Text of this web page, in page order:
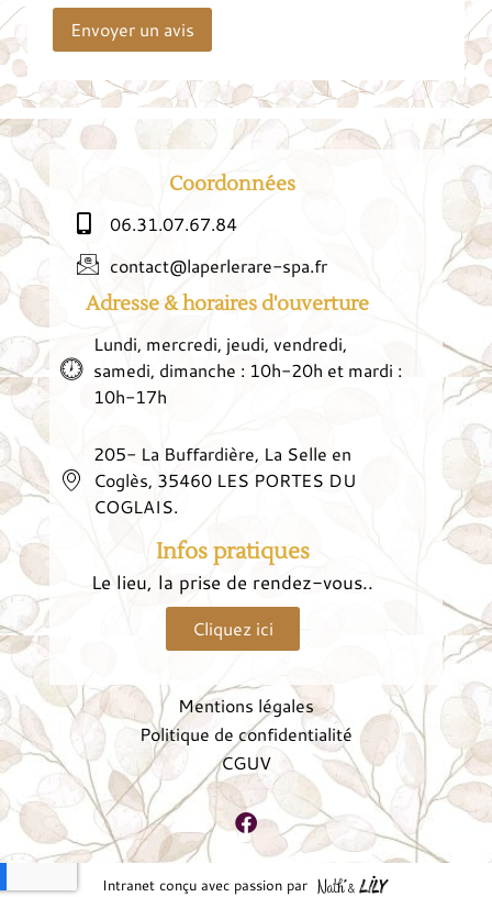
Envoyer un avis
Coordonnées
06.31.07.67.84
contact@laperlerare-spa.fr
Adresse & horaires d'ouverture
Lundi, mercredi, jeudi, vendredi,
samedi, dimanche : 10h-20h et mardi :
10h-17h
205- La Buffardière, La Selle en
Coglès, 35460 LES PORTES DU
COGLAIS.
Infos pratiques
Le lieu, la prise de rendez-vous..
Cliquez ici
Mentions légales
Politique de confidentialité
CGUV
Intranet conçu avec passion par